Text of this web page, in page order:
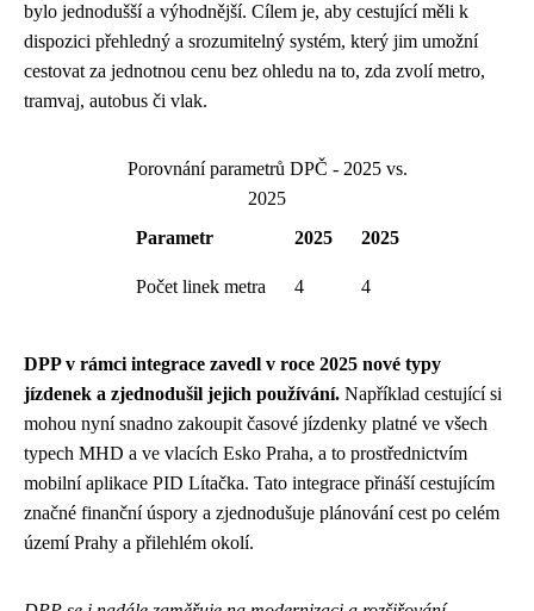
bylo jednodušší a výhodnější. Cílem je, aby cestující měli k
dispozici přehledný a srozumitelný systém, který jim umožní
cestovat za jednotnou cenu bez ohledu na to, zda zvolí metro,
tramvaj, autobus či vlak.
Porovnání parametrů DPČ - 2025 vs.
2025
Parametr
2025 2025
Počet linek metra 4 4
DPP v rámci integrace zavedl v roce 2025 nové typy
jízdenek a zjednodušil jejich používání. Například cestující si
mohou nyní snadno zakoupit časové jízdenky platné ve všech
typech MHD a ve vlacích Esko Praha, a to prostřednictvím
mobilní aplikace PID Lítačka. Tato integrace přináší cestujícím
značné finanční úspory a zjednodušuje plánování cest po celém
území Prahy a přilehlém okolí.